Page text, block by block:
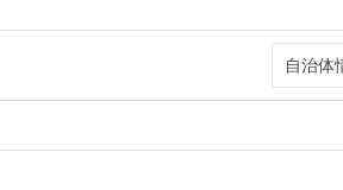
自治体